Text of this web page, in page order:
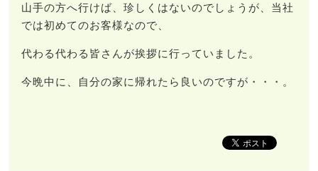
山手の方へ行けば、珍しくはないのでしょうが、当社
では初めてのお客様なので、
代わる代わる皆さんが挨拶に行っていました。
今晩中に、自分の家に帰れたら良いのですが・・・。